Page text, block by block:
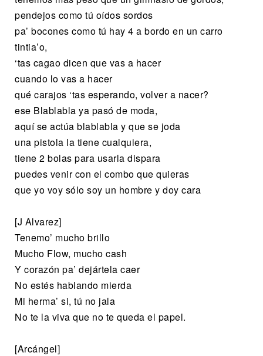
pendejos como tú oídos sordos
pa’ bocones como tú hay 4 a bordo en un carro
tintia’o,
‘tas cagao dicen que vas a hacer
cuando lo vas a hacer
qué carajos ‘tas esperando, volver a nacer?
ese Blablabla ya pasó de moda,
aquí se actúa blablabla y que se joda
una pistola la tiene cualquiera,
tiene 2 bolas para usarla dispara
puedes venir con el combo que quieras
que yo voy sólo soy un hombre y doy cara
[J Alvarez]
Tenemo’ mucho brillo
Mucho Flow, mucho cash
Y corazón pa’ dejártela caer
No estés hablando mierda
Mi herma’ si, tú no jala
No te la viva que no te queda el papel.
[Arcángel]